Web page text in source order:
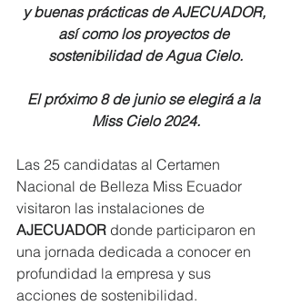
y buenas prácticas de AJECUADOR,
así como los proyectos de
sostenibilidad de Agua Cielo.
El próximo 8 de junio se elegirá a la
Miss Cielo 2024.
Las 25 candidatas al Certamen
Nacional de Belleza Miss Ecuador
visitaron las instalaciones de
AJECUADOR donde participaron en
una jornada dedicada a conocer en
profundidad la empresa y sus
acciones de sostenibilidad.